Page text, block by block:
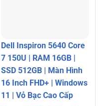
Dell Inspiron 5640 Core
7 150U | RAM 16GB |
SSD 512GB | Màn Hình
16 Inch FHD+ | Windows
11 | Vỏ Bạc Cao Cấp